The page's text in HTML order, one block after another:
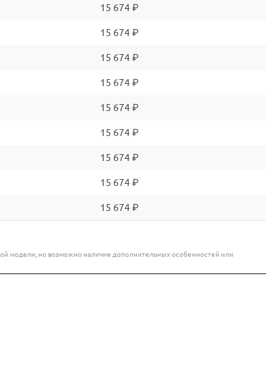
15 674 ₽
15 674 ₽
15 674 ₽
15 674 ₽
15 674 ₽
15 674 ₽
15 674 ₽
15 674 ₽
15 674 ₽
модели, но возможно наличие дополнительных особенностей или